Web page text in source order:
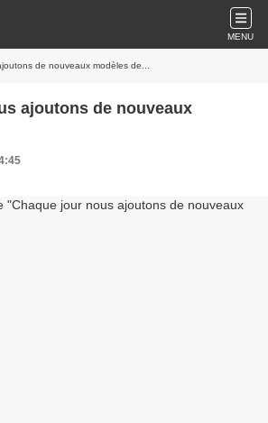
MENU
de nouveaux modèles de...
ajoutons de nouveaux